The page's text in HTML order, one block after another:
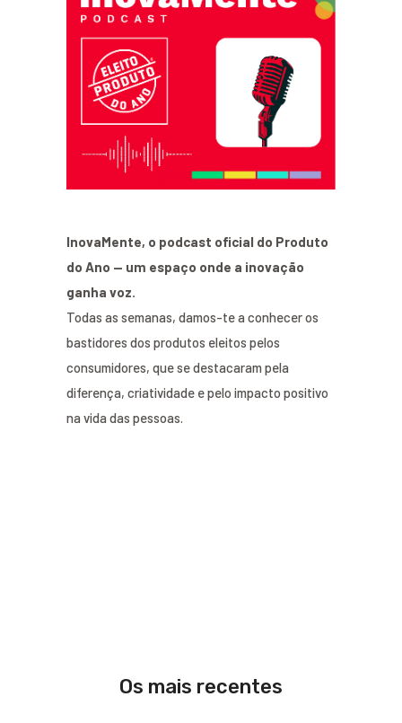
InovaMente, o podcast oficial do Produto
do Ano — um espaço onde a inovação
ganha voz.
Todas as semanas, damos-te a conhecer os
bastidores dos produtos eleitos pelos
consumidores, que se destacaram pela
diferença, criatividade e pelo impacto positivo
na vida das pessoas.
Os mais recentes